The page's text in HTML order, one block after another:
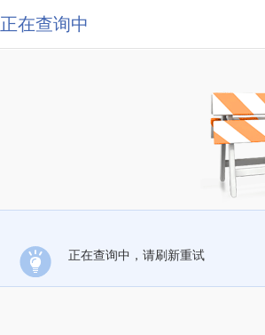
正在查询中
正在查询中，请刷新重试